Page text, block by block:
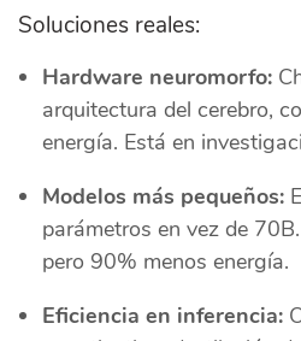
Soluciones reales:
Hardware neuromorfo:
arquitectura del cerebro,
energía. Está en
Modelos más pequeños:
parámetros en vez de
pero 90% menos energía.
Eficiencia en inferencia: